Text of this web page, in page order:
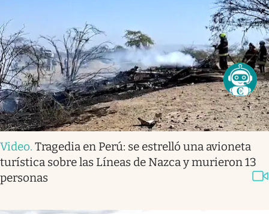
Video. Tragedia en Perú: se estrelló una avioneta
turística sobre las Líneas de Nazca y murieron 13
personas